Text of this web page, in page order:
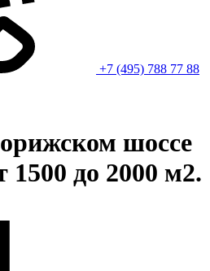
+7 (495) 788 77 88
шоссе
до 2000 м2.